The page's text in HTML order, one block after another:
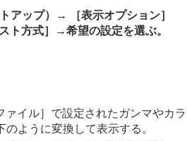
）を合わせる
アップ）→
［表示オプション］
ト方式］ →希望の設定を選ぶ。
イル］ で設定されたガンマやカラ
ように変換して表示する。